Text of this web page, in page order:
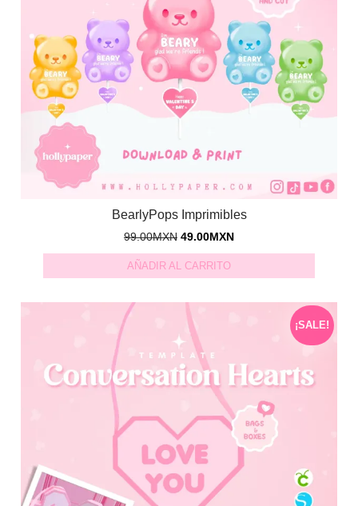
BearlyPops Imprimibles
99.00MXN 49.00MXN
AÑADIR AL CARRITO
¡SALE!